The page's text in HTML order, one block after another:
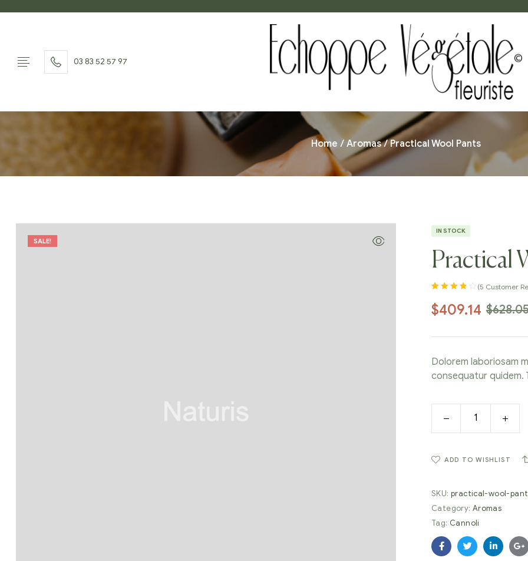
03 83 52 57 97
Home /Aromas/ Practical Wool Pants
SALE!
IN STOCK
Practical
out of 5
(5 Customer
$
$409.14
Dolorem laboriosam
consequatur quidem.
ADD TO WISHLIST
SKU: practical-wool-
Category: Aromas
Tag: Cannoli
FacebookTwitterLinkedin